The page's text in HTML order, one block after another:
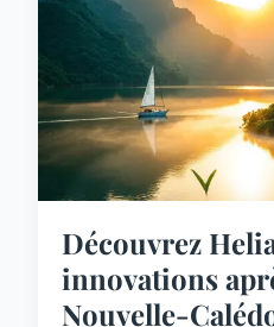
Découvrez
innovations
Nouvelle-